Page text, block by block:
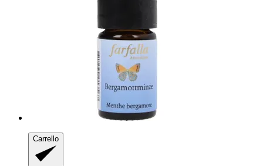
Carrello